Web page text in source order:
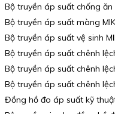
Bộ truyền áp suất chống ăn
Bộ truyền áp suất màng
Bộ truyền áp suất vệ sinh
Bộ truyền áp suất chênh
Bộ truyền áp suất chênh
Bộ truyền áp suất chênh
Đồng hồ đo áp suất kỹ